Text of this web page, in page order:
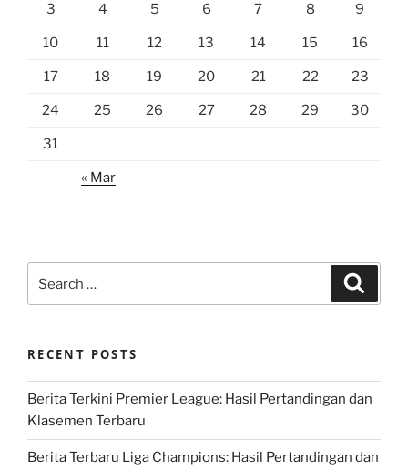
3 4 5 6 7 8 9
10 11 12 13 14 15 16
17 18 19 20 21 22 23
24 25 26 27 28 29 30
31
« Mar
for:
RECENT POSTS
Berita Terkini Premier League: Hasil Pertandingan dan
Klasemen Terbaru
Berita Terbaru Liga Champions: Hasil Pertandingan dan